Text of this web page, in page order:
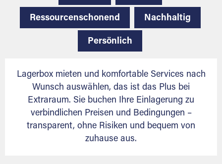
Ressourcenschonend Nachhaltig
Persönlich
Lagerbox mieten und komfortable Services nach
Wunsch auswählen, das ist das Plus bei
Extraraum. Sie buchen Ihre Einlagerung zu
verbindlichen Preisen und Bedingungen –
transparent, ohne Risiken und bequem von
zuhause aus.